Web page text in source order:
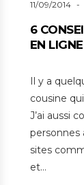
11/09/2014
6
EN LIGNE
Il y a
cousine
J’ai aussi
personnes
sites
et…